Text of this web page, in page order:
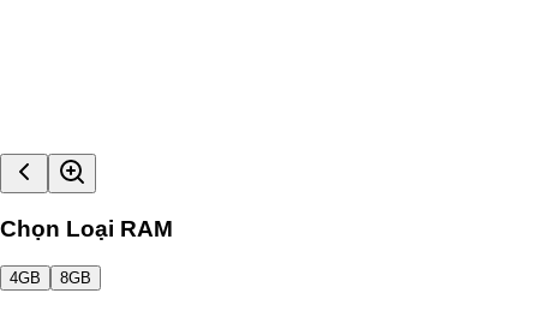
Chọn Loại RAM
4GB 8GB